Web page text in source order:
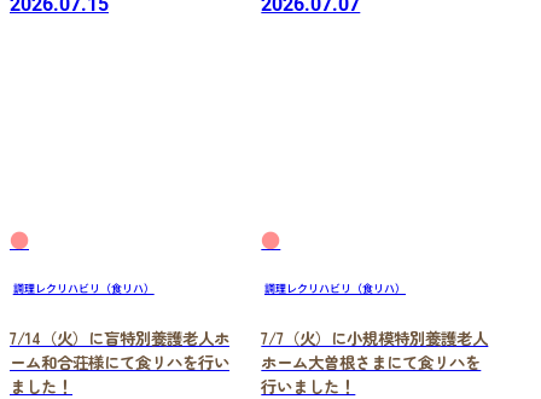
●
調理レクリハビリ（食リハ）
7/14（火）に盲特別養護老人ホ
ーム和合荘様にて食リハを行い
ました！
●
調理レクリハビリ（食リハ）
7/7（火）に小規模特別養護老人
ホーム大曽根さまにて食リハを
行いました！